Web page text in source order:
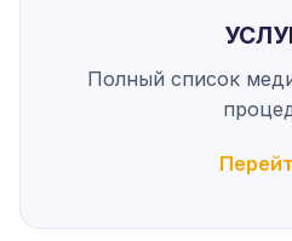
Полный список